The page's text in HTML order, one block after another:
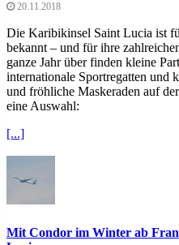
20.11.2018
Die Karibikinsel Saint Lucia ist
bekannt – und für ihre
ganze Jahr über finden kleine
internationale Sportregatten und
und fröhliche Maskeraden auf
eine Auswahl:
[...]
Mit Condor im Winter ab